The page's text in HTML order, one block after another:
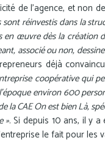
de l’agence, et non
sont réinvestis dans la
en œuvre dès la création
associé ou non,
déjà
coopérative qui
environ 600
la CAE On est bien Là,
». Si depuis 10 ans, il y
le fait pour les